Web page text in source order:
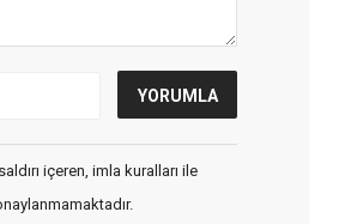
içeren, imla kuralları ile